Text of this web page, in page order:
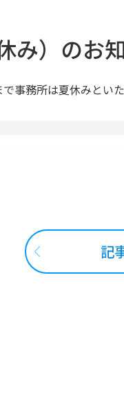
み）のお
事務所は夏休みといた
記